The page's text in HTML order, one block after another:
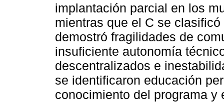
implantación parcial en los
mientras que el C se
demostró fragilidades de
insuficiente autonomía
descentralizados e
se identificaron educación
conocimiento del programa